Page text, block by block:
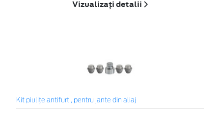
Vizualizați detalii
Kit piuliţe antifurt , pentru jante din aliaj